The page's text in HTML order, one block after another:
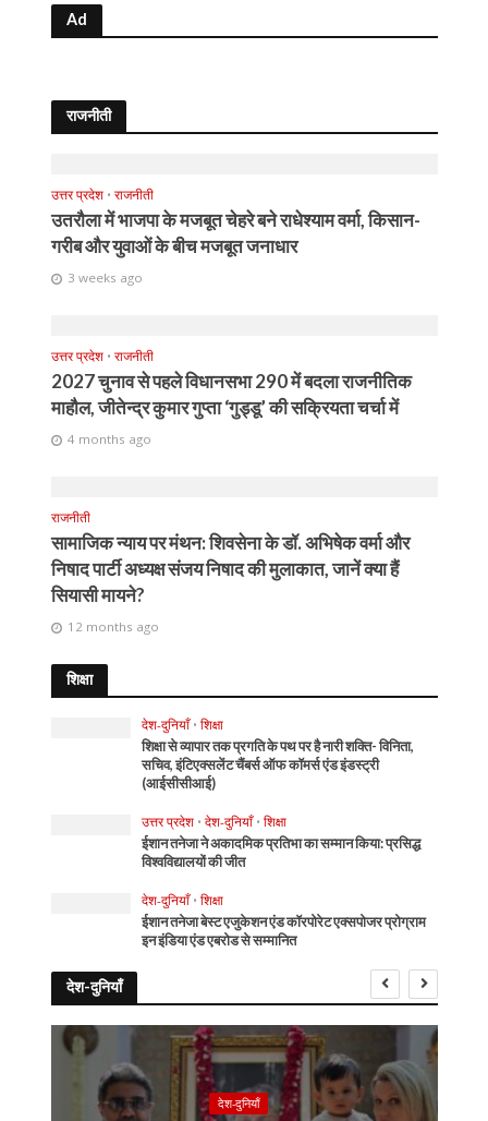
Ad
राजनीती
उत्तर प्रदेश • राजनीती
उतरौला में भाजपा के मजबूत चेहरे बने राधेश्याम वर्मा, किसान-
गरीब और युवाओं के बीच मजबूत जनाधार
3 weeks ago
उत्तर प्रदेश • राजनीती
2027 चुनाव से पहले विधानसभा 290 में बदला राजनीतिक
माहौल, जीतेन्द्र कुमार गुप्ता ‘गुड्डू’ की सक्रियता चर्चा में
4 months ago
राजनीती
सामाजिक न्याय पर मंथन: शिवसेना के डॉ. अभिषेक वर्मा और
निषाद पार्टी अध्यक्ष संजय निषाद की मुलाकात, जानें क्या हैं
सियासी मायने?
12 months ago
शिक्षा
देश-दुनियाँ • शिक्षा
शिक्षा से व्यापार तक प्रगति के पथ पर है नारी शक्ति- विनिता,
सचिव, इंटिएक्सलेंट चैंबर्स ऑफ कॉमर्स एंड इंडस्ट्री
(आईसीसीआई)
उत्तर प्रदेश • देश-दुनियाँ • शिक्षा
ईशान तनेजा ने अकादमिक प्रतिभा का सम्मान किया: प्रसिद्ध
विश्वविद्यालयों की जीत
देश-दुनियाँ • शिक्षा
ईशान तनेजा बेस्ट एजुकेशन एंड कॉरपोरेट एक्सपोजर प्रोग्राम
इन इंडिया एंड एबरोड से सम्मानित
देश-दुनियाँ
देश-दुनियाँ